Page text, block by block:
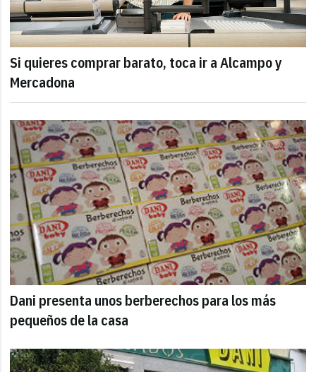
Si quieres comprar barato, toca ir a Alcampo y
Mercadona
Dani presenta unos berberechos para los más
pequeños de la casa